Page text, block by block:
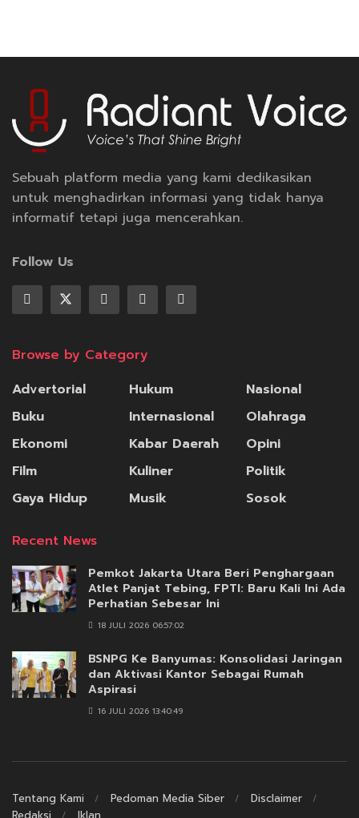
Sebuah platform media yang kami dedikasikan
untuk menghadirkan informasi yang tidak hanya
informatif tetapi juga mencerahkan.
Follow Us
Browse by Category
Advertorial
Buku
Ekonomi
Film
Gaya Hidup
Hukum
Internasional
Kabar Daerah
Kuliner
Musik
Nasional
Olahraga
Opini
Politik
Sosok
Recent News
Pemkot Jakarta Utara Beri Penghargaan
Atlet Panjat Tebing, FPTI: Baru Kali Ini Ada
Perhatian Sebesar Ini
18 JULI 2026 06:57:02
BSNPG Ke Banyumas: Konsolidasi Jaringan
dan Aktivasi Kantor Sebagai Rumah
Aspirasi
16 JULI 2026 13:40:49
Tentang Kami Pedoman Media Siber
Disclaimer